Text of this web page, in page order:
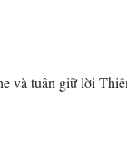
và tuân giữ lời